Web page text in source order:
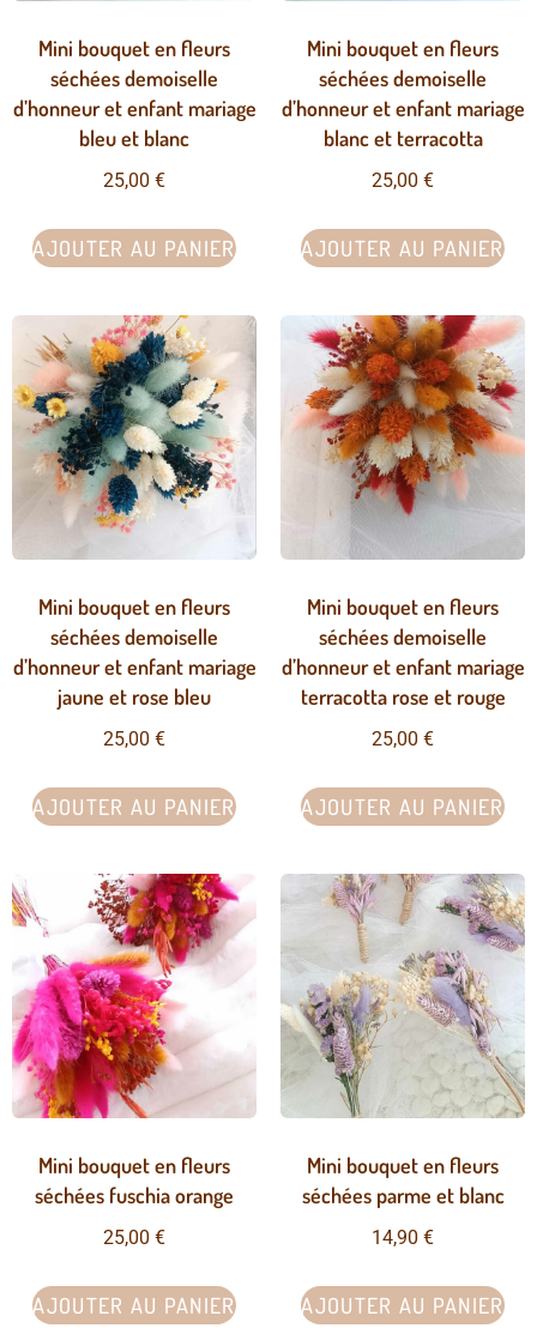
Mini bouquet en fleurs
séchées demoiselle
d’honneur et enfant mariage
bleu et blanc
25,00 €
AJOUTER AU PANIER
Mini bouquet en fleurs
séchées demoiselle
d’honneur et enfant mariage
blanc et terracotta
25,00 €
AJOUTER AU PANIER
Mini bouquet en fleurs
séchées demoiselle
d’honneur et enfant mariage
jaune et rose bleu
25,00 €
AJOUTER AU PANIER
Mini bouquet en fleurs
séchées demoiselle
d’honneur et enfant mariage
terracotta rose et rouge
25,00 €
AJOUTER AU PANIER
Mini bouquet en fleurs
séchées fuschia orange
25,00 €
AJOUTER AU PANIER
Mini bouquet en fleurs
séchées parme et blanc
14,90 €
AJOUTER AU PANIER